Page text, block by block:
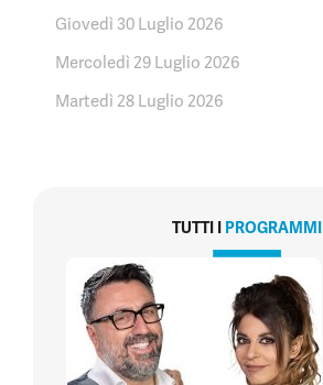
Giovedì 30 Luglio 2026
Mercoledì 29 Luglio 2026
Martedì 28 Luglio 2026
TUTTI I PROGRAMMI